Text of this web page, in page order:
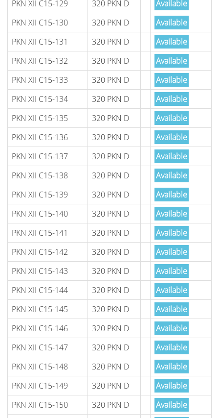
PKN XII C15-129
320 PKN D
Available
PKN XII C15-130
320 PKN D
Available
PKN XII C15-131
320 PKN D
Available
PKN XII C15-132
320 PKN D
Available
PKN XII C15-133
320 PKN D
Available
PKN XII C15-134
320 PKN D
Available
PKN XII C15-135
320 PKN D
Available
PKN XII C15-136
320 PKN D
Available
PKN XII C15-137
320 PKN D
Available
PKN XII C15-138
320 PKN D
Available
PKN XII C15-139
320 PKN D
Available
PKN XII C15-140
320 PKN D
Available
PKN XII C15-141
320 PKN D
Available
PKN XII C15-142
320 PKN D
Available
PKN XII C15-143
320 PKN D
Available
PKN XII C15-144
320 PKN D
Available
PKN XII C15-145
320 PKN D
Available
PKN XII C15-146
320 PKN D
Available
PKN XII C15-147
320 PKN D
Available
PKN XII C15-148
320 PKN D
Available
PKN XII C15-149
320 PKN D
Available
PKN XII C15-150
320 PKN D
Available